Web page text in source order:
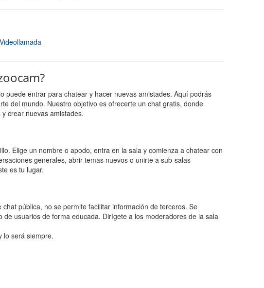
Videollamada
puede entrar para chatear y hacer nuevas amistades. Aquí podrás
del mundo. Nuestro objetivo es ofrecerte un chat gratis, donde
crear nuevas amistades.
Elige un nombre o apodo, entra en la sala y comienza a chatear con
generales, abrir temas nuevos o unirte a sub-salas
es tu lugar.
pública, no se permite facilitar información de terceros. Se
de usuarios de forma educada. Dirígete a los moderadores de la sala
lo será siempre.